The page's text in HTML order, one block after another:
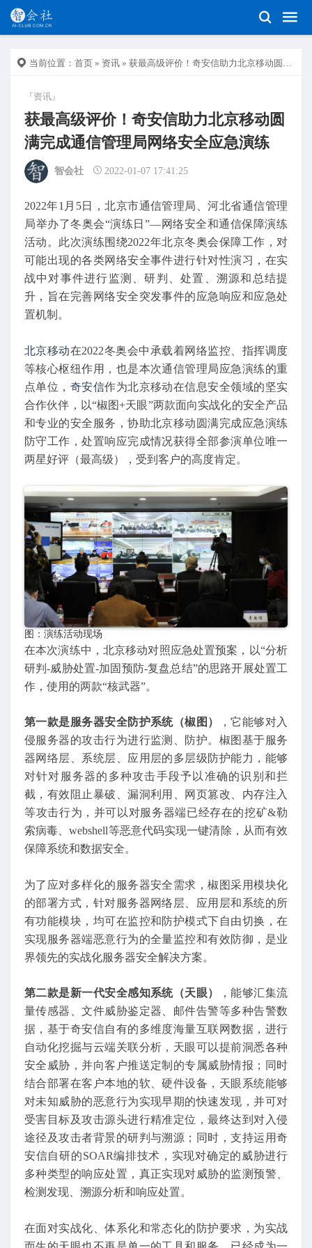
当前位置： 首页 » 资讯 » 获最高级评价！奇安信助力北京移动圆满完成通信管理局网络安全应急演练
『资讯』
获最高级评价！奇安信助力北京移动圆
满完成通信管理局网络安全应急演练
智会社 2022-01-07 17:41:25
2022年1月5日，北京市通信管理局、河北省通信管理
局举办了冬奥会“演练日”—网络安全和通信保障演练
活动。此次演练围绕2022年北京冬奥会保障工作，对
可能出现的各类网络安全事件进行针对性演习，在实
战中对事件进行监测、研判、处置、溯源和总结提
升，旨在完善网络安全突发事件的应急响应和应急处
置机制。
北京移动在2022冬奥会中承载着网络监控、指挥调度
等核心枢纽作用，也是本次通信管理局应急演练的重
点单位， 奇安信作为北京移动在信息安全领域的坚实
合作伙伴，以“椒图+天眼”两款面向实战化的安全产品
和专业的安全服务，协助北京移动圆满完成应急演练
防守工作，处置响应完成情况获得全部参演单位唯一
两星好评（最高级），受到客户的高度肯定。
图：演练活动现场
在本次演练中，北京移动对照应急处置预案，以“分析
研判-威胁处置-加固预防-复盘总结”的思路开展处置工
作，使用的两款“核武器”。
第一款是服务器安全防护系统（椒图）
，它能够对入
侵服务器的攻击行为进行监测、防护。椒图基于服务
器网络层、系统层、应用层的多层级防护能力，能够
对针对服务器的多种攻击手段予以准确的识别和拦
截，有效阻止暴破、漏洞利用、网页篡改、内存注入
等攻击行为，并可以对服务器端已经存在的挖矿&勒
索病毒、webshell等恶意代码实现一键清除，从而有效
保障系统和数据安全。
为了应对多样化的服务器安全需求，椒图采用模块化
的部署方式，针对服务器网络层、应用层和系统的所
有功能模块，均可在监控和防护模式下自由切换，在
实现服务器端恶意行为的全量监控和有效防御，是业
界领先的实战化服务器安全解决方案。
第二款是新一代安全感知系统（天眼）
，能够汇集流
量传感器、文件威胁鉴定器、邮件告警等多种告警数
据，基于奇安信自有的多维度海量互联网数据，进行
自动化挖掘与云端关联分析，天眼可以提前洞悉各种
安全威胁，并向客户推送定制的专属威胁情报；同时
结合部署在客户本地的软、硬件设备，天眼系统能够
对未知威胁的恶意行为实现早期的快速发现，并可对
受害目标及攻击源头进行精准定位，最终达到对入侵
途径及攻击者背景的研判与溯源；同时，支持运用奇
安信自研的SOAR编排技术，实现对确定的威胁进行
多种类型的响应处置，真正实现对威胁的监测预警、
检测发现、溯源分析和响应处置。
在面对实战化、体系化和常态化的防护要求，为实战